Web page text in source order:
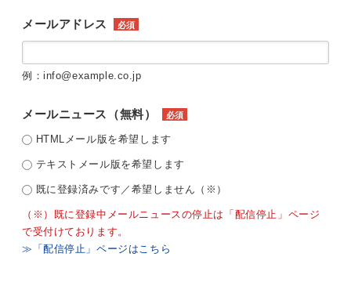
メールアドレス 必須
例：info@example.co.jp
メールニュース（無料） 必須
HTMLメール版を希望します
テキストメール版を希望します
既に登録済みです／希望しません（※）
（※）既に登録中メールニュースの停止は「配信停止」ページ
で受付けております。
≫「配信停止」ページはこちら